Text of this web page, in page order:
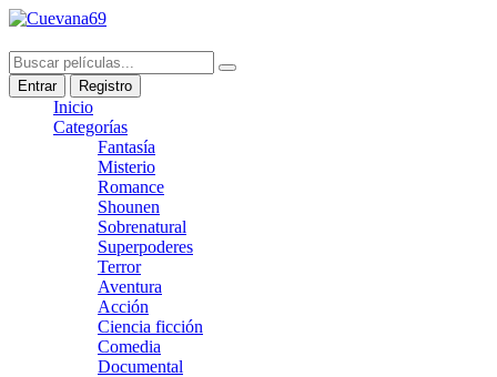
Entrar Registro
Inicio
Categorías
Fantasía
Misterio
Romance
Shounen
Sobrenatural
Superpoderes
Terror
Aventura
Acción
Ciencia ficción
Comedia
Documental